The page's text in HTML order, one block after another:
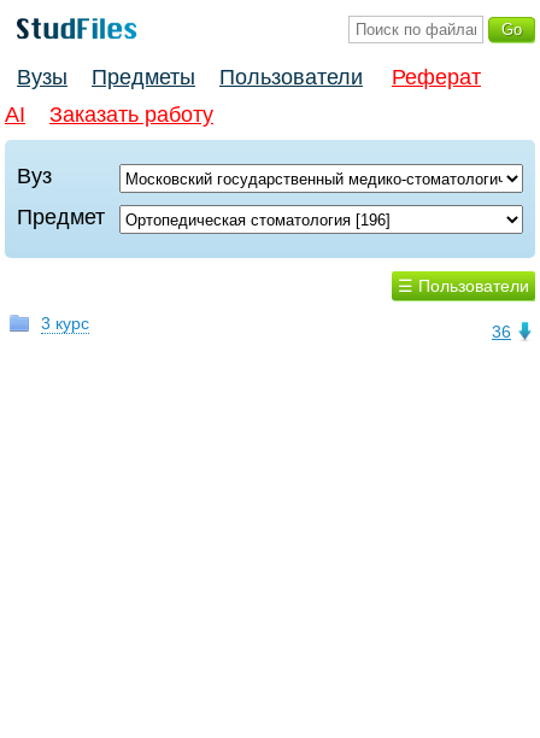
Вузы Предметы Пользователи
Реферат
AI
Заказать работу
Вуз
Предмет
☰ Пользователи
36
3 курс